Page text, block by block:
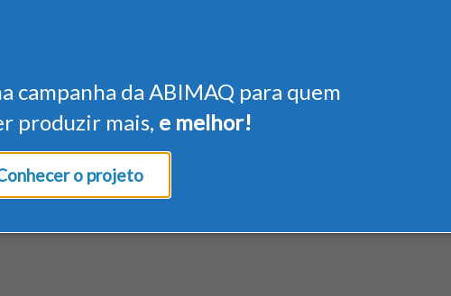
campanha da ABIMAQ para quem
produzir mais, e melhor!
o projeto